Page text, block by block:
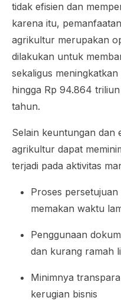
tidak efisien dan
karena itu,
agrikultur merupakan
dilakukan untuk
sekaligus
hingga Rp 94.864
tahun.
Selain keuntungan dan
agrikultur dapat
terjadi pada aktivitas
Proses
memakan waktu
Penggunaan
dan kurang ramah
Minimnya
kerugian bisnis